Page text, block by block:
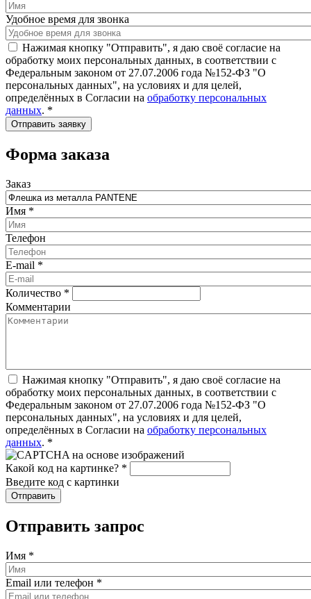
Удобное время для звонка
Нажимая кнопку "Отправить", я даю своё согласие на
обработку моих персональных данных, в соответствии с
Федеральным законом от 27.07.2006 года №152-ФЗ "О
персональных данных", на условиях и для целей,
определённых в Согласии на обработку персональных
данных. *
Форма заказа
Заказ
Имя *
Телефон
E-mail *
Количество *
Комментарии
Нажимая кнопку "Отправить", я даю своё согласие на
обработку моих персональных данных, в соответствии с
Федеральным законом от 27.07.2006 года №152-ФЗ "О
персональных данных", на условиях и для целей,
определённых в Согласии на обработку персональных
данных. *
Какой код на картинке? *
Введите код с картинки
Отправить запрос
Имя *
Email или телефон *